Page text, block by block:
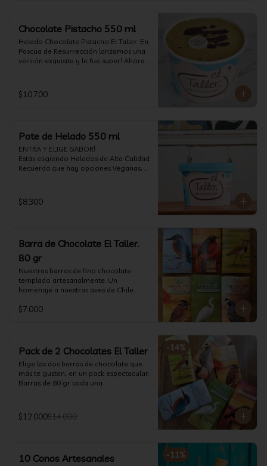
Chocolate Pistacho 550 ml
Helado Chocolate Pistacho El Taller: En
Pascua de Resurrección lanzamos una
versión exquisita y le fue super! Ahora
calidad, al centro una bomba de
chocolate blanco relleno de crema de
$10.700
Pote de Helado 550 ml
ENTRA Y ELIGE SABOR!
Estás eligiendo Helados de Alta Calidad.
Recuerda que hay opciones Veganas,
$8.300
Barra de Chocolate El Taller.
80 gr
Nuestras barras de fino chocolate
templado artesanalmente. Un
homenaje a nuestras aves de Chile.
$7.000
-14%
Pack de 2 Chocolates El Taller
Elige las dos barras de chocolate que
más te gusten, en un pack espectacular.
Barras de 80 gr cada una.
$12.000$14.000
-11%
10 Conos Artesanales